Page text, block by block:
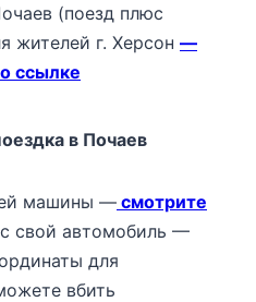
(поезд плюс
жителей г. Херсон —
ссылке
в Почаев
машины — смотрите
свой автомобиль —
для
вбить